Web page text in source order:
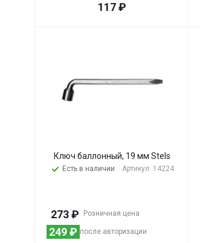
117₽
Ключ баллонный, 19 мм Stels
Есть в наличии Артикул: 14224
Розничная цена
273₽
после авторизации
249₽